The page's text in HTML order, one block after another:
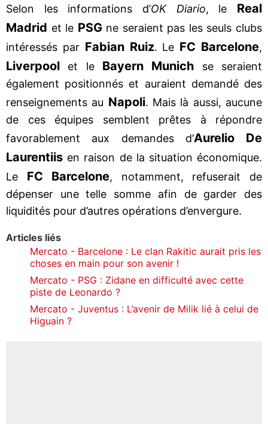
Selon les informations d’OK Diario, le Real
Madrid et le PSGne seraient pas les seuls clubs
intéressés par Fabian Ruiz. Le FC Barcelone,
Liverpool et le Bayern Munich se seraient
également positionnés et auraient demandé des
renseignements au Napoli. Mais là aussi, aucune
de ces équipes semblent prêtes à répondre
favorablement aux demandes d’Aurelio De
Laurentiis en raison de la situation économique.
Le FC Barcelone, notamment, refuserait de
dépenser une telle somme afin de garder des
liquidités pour d’autres opérations d’envergure.
Articles liés
Mercato - Barcelone : Le clan Rakitic aurait pris les
choses en main pour son avenir !
Mercato - PSG : Zidane en difficulté avec cette
piste de Leonardo ?
Mercato - Juventus : L’avenir de Milik lié à celui de
Higuain ?